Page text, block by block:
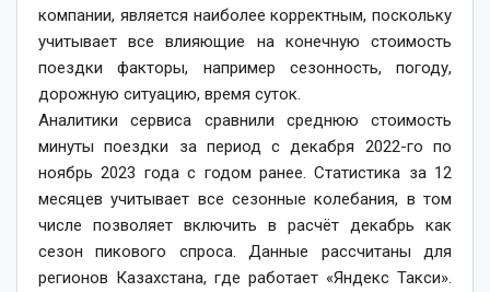
компании, является наиболее корректным, поскольку
учитывает все влияющие на конечную стоимость
поездки факторы, например сезонность, погоду,
дорожную ситуацию, время суток.
Аналитики сервиса сравнили среднюю стоимость
минуты поездки за период с декабря 2022-го по
ноябрь 2023 года с годом ранее. Статистика за 12
месяцев учитывает все сезонные колебания, в том
числе позволяет включить в расчёт декабрь как
сезон пикового спроса. Данные рассчитаны для
регионов Казахстана, где работает «Яндекс Такси».